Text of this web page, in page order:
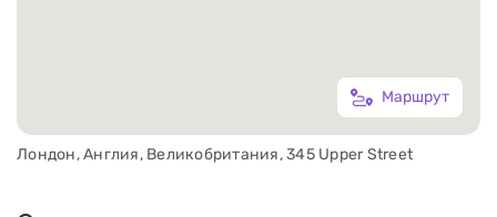
Маршрут
Лондон, Англия, Великобритания, 345 Upper Street